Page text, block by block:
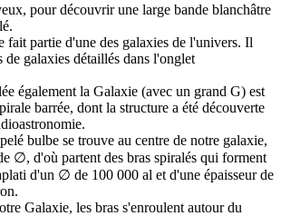
pour découvrir une large bande blanchâtre
fait partie d'une des galaxies de l'univers. Il
de galaxies détaillés dans l'onglet
également la Galaxie (avec un grand G) est
barrée, dont la structure a été découverte
bulbe se trouve au centre de notre galaxie,
∅, d'où partent des bras spiralés qui forment
d'un ∅ de 100 000 al et d'une épaisseur de
Galaxie, les bras s'enroulent autour du